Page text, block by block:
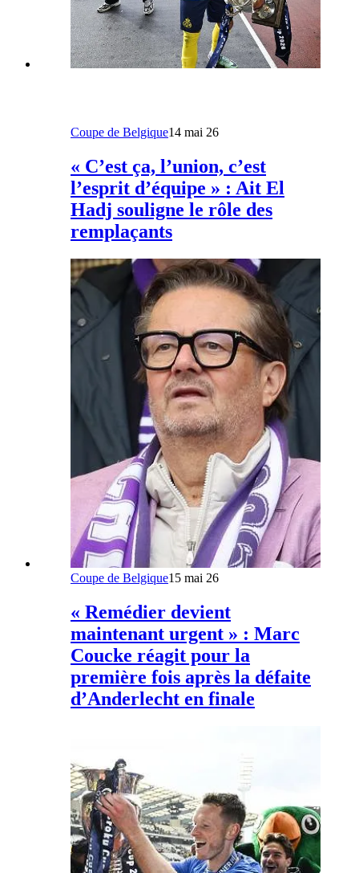
Coupe de Belgique14 mai 26
« C’est ça, l’union, c’est
l’esprit d’équipe » : Ait El
Hadj souligne le rôle des
remplaçants
Coupe de Belgique15 mai 26
« Remédier devient
maintenant urgent » : Marc
Coucke réagit pour la
première fois après la défaite
d’Anderlecht en finale